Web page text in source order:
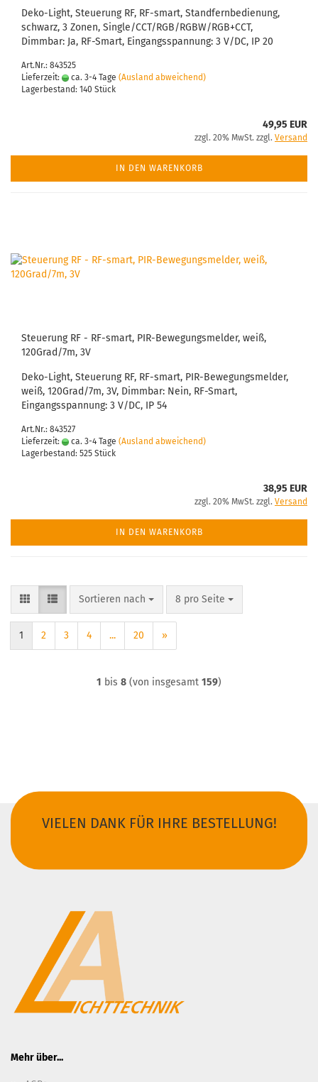
Deko-Light, Steuerung RF, RF-smart, Standfernbedienung,
schwarz, 3 Zonen, Single/CCT/RGB/RGBW/RGB+CCT,
Dimmbar: Ja, RF-Smart, Eingangsspannung: 3 V/DC, IP 20
Art.Nr.: 843525
Lieferzeit:
ca. 3-4 Tage (Ausland abweichend)
Lagerbestand: 140 Stück
49,95 EUR
zzgl. 20% MwSt. zzgl. Versand
IN DEN WARENKORB
Steuerung RF - RF-smart, PIR-Bewegungsmelder, weiß,
120Grad/7m, 3V
Deko-Light, Steuerung RF, RF-smart, PIR-Bewegungsmelder,
weiß, 120Grad/7m, 3V, Dimmbar: Nein, RF-Smart,
Eingangsspannung: 3 V/DC, IP 54
Art.Nr.: 843527
Lieferzeit:
ca. 3-4 Tage (Ausland abweichend)
Lagerbestand: 525 Stück
38,95 EUR
zzgl. 20% MwSt. zzgl. Versand
IN DEN WARENKORB
Sortieren nach
Sortieren nach 8 pro Seite
pro Seite
1 2 3 4 ... 20 »
1 bis 8 (von insgesamt 159)
VIELEN DANK FÜR IHRE BESTELLUNG!
Mehr über...